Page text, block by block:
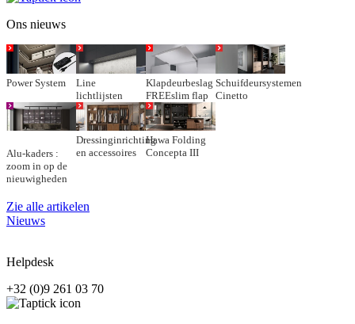
Ons nieuws
Power System
Line
lichtlijsten
Klapdeurbeslag
FREEslim flap
Schuifdeursystemen
Cinetto
Alu-kaders :
zoom in op de
nieuwigheden
Dressinginrichting
en accessoires
Hawa Folding
Concepta III
Zie alle artikelen
Nieuws
Helpdesk
+32 (0)9 261 03 70